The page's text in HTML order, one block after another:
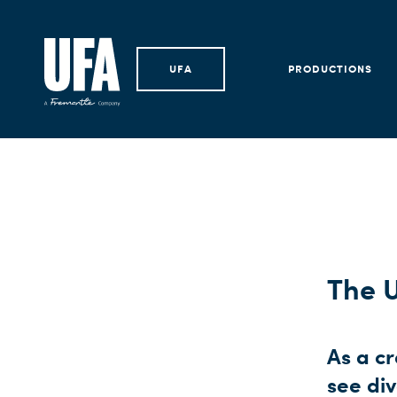
UFA PRODUCTIONS
The
As a
see